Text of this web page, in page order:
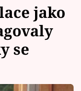
jako
se